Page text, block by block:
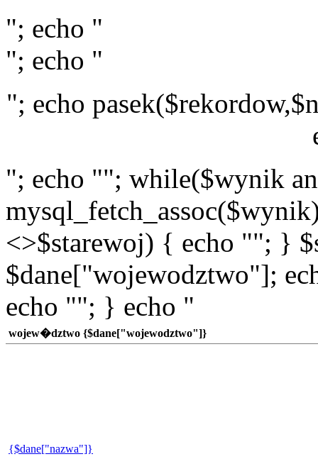
"; echo "
"; echo "
"; echo
"; echo ""; while($wynik
<>$starewoj) { echo ""; }
$dane["wojewodztwo"];
echo ""; } echo "
wojew�dztwo {$dane["wojewodztwo"]}
{$dane["nazwa"]}